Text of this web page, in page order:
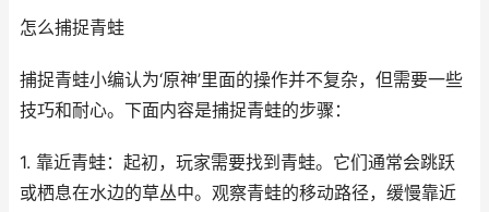
怎么捕捉青蛙
捕捉青蛙小编认为‘原神’里面的操作并不复杂，但需要一些
技巧和耐心。下面内容是捕捉青蛙的步骤：
1. 靠近青蛙：起初，玩家需要找到青蛙。它们通常会跳跃
或栖息在水边的草丛中。观察青蛙的移动路径，缓慢靠近